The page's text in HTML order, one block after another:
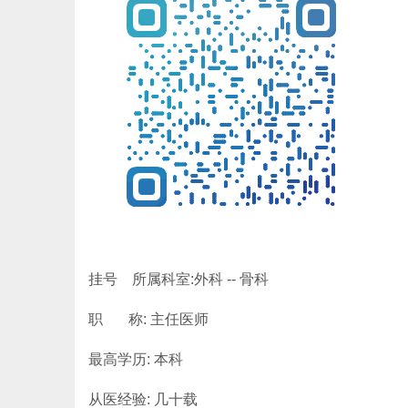
所属医院:
挂号 所属科室:外科 -- 骨科
职 称: 主任医师
最高学历: 本科
从医经验: 几十载